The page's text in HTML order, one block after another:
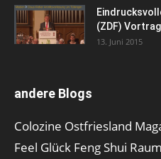
(ZDF)
13. Juni 2015
andere Blogs
Colozine Ostfriesland
Feel Glück Feng Shui